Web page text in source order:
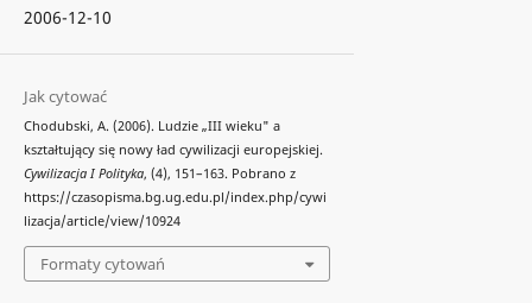
2006-12-10
Jak cytować
Chodubski, A. (2006). Ludzie „III wieku" a
kształtujący się nowy ład cywilizacji europejskiej.
Cywilizacja I Polityka, (4), 151–163. Pobrano z
https://czasopisma.bg.ug.edu.pl/index.php/cywi
lizacja/article/view/10924
Formaty cytowań